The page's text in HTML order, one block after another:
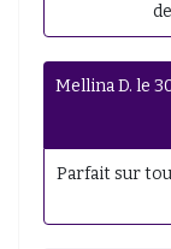
Mellina D. le
Parfait sur